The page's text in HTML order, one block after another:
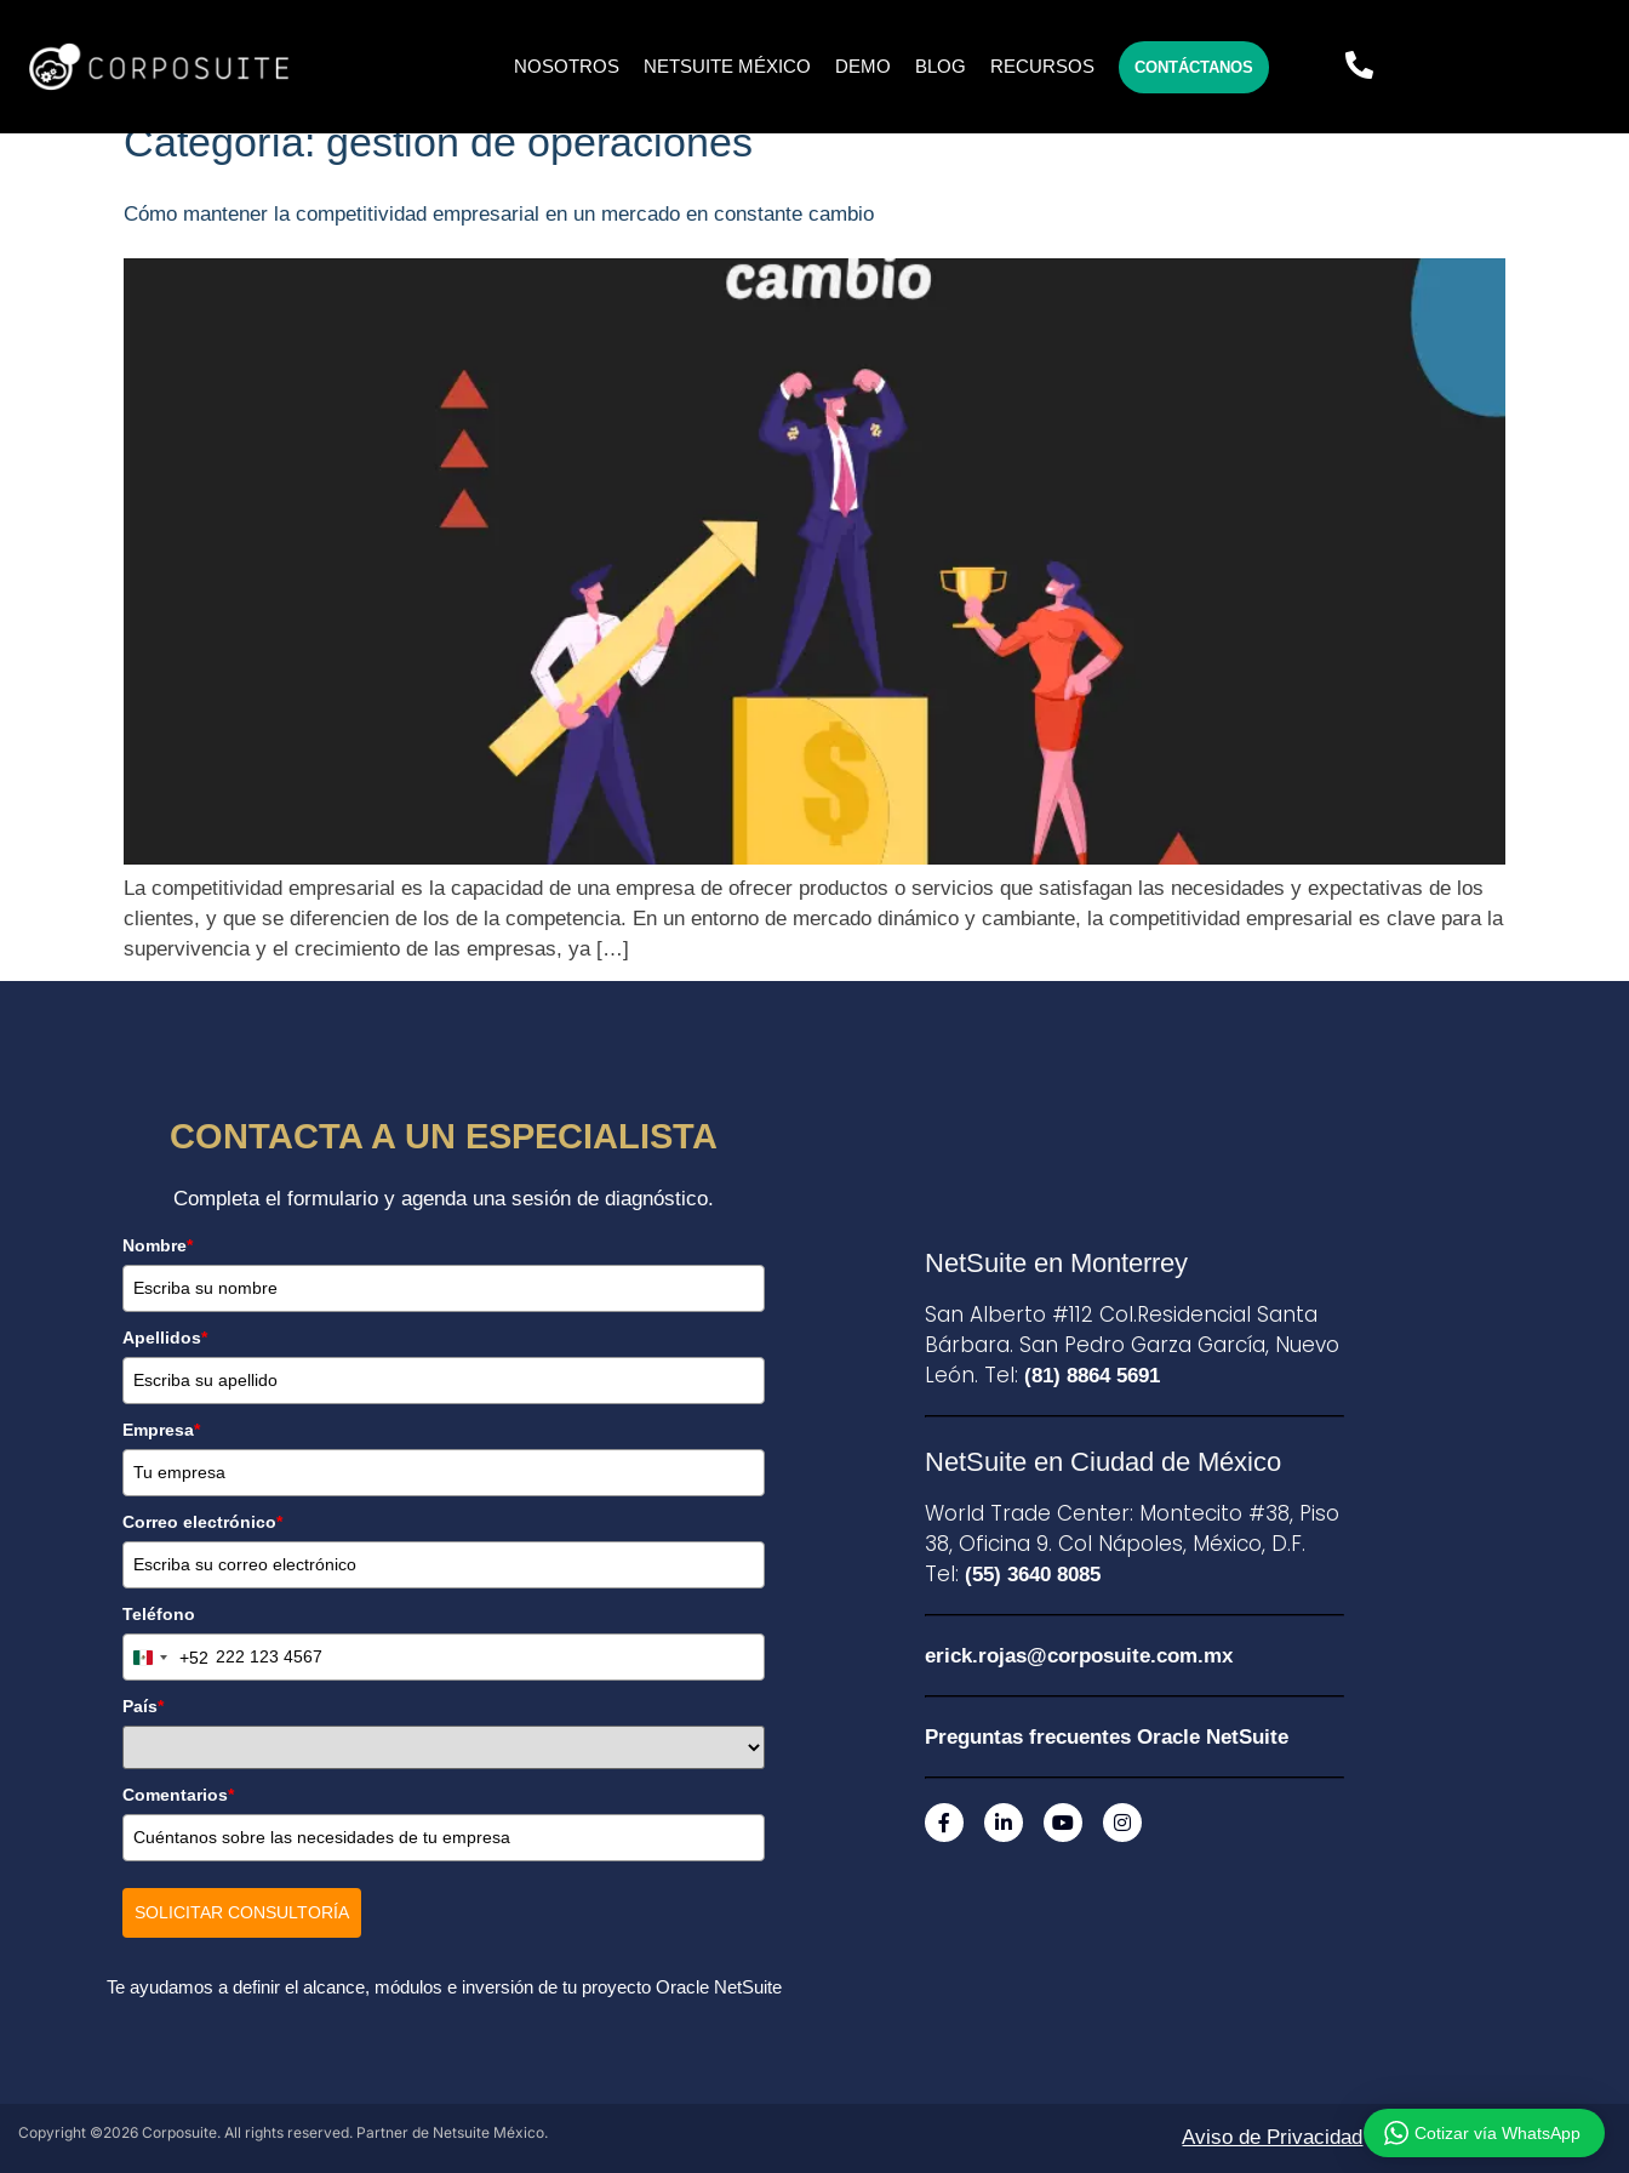
Cotizar vía WhatsApp
NOSOTROS NETSUITE MÉXICO DEMO BLOG RECURSOS CONTÁCTANOS
Categoría:gestión de operaciones
Cómo mantener la competitividad empresarial en un mercado en constante cambio
La competitividad empresarial es la capacidad de una empresa de ofrecer productos o servicios que satisfagan las necesidades y expectativas de los
clientes, y que se diferencien de los de la competencia. En un entorno de mercado dinámico y cambiante, la competitividad empresarial es clave para la
supervivencia y el crecimiento de las empresas, ya […]
CONTACTA A UN ESPECIALISTA
Completa el formulario y agenda una sesión de diagnóstico.
Nombre*
Apellidos*
Empresa*
Correo electrónico*
Teléfono
Mexico +52
+52
País*
Comentarios*
SOLICITAR CONSULTORÍA
Te ayudamos a definir el alcance, módulos e inversión de tu proyecto Oracle NetSuite
NetSuite en Monterrey
San Alberto #112 Col.Residencial Santa
Bárbara. San Pedro Garza García, Nuevo
León. Tel: (81) 8864 5691
NetSuite en Ciudad de México
World Trade Center: Montecito #38, Piso
38, Oficina 9. Col Nápoles, México, D.F.
Tel: (55) 3640 8085
erick.rojas@corposuite.com.mx
Preguntas frecuentes Oracle NetSuite
Copyright ©2026 Corposuite. All rights reserved. Partner de Netsuite México. Aviso de Privacidad